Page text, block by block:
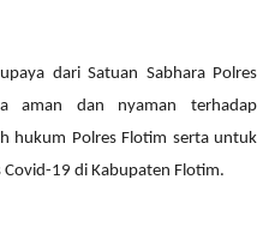
dari Satuan Sabhara Polres
aman dan nyaman terhadap
hukum Polres Flotim serta untuk
19 di Kabupaten Flotim.